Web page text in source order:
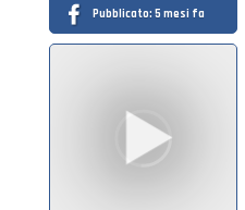
Pubblicato: 5 mesi fa